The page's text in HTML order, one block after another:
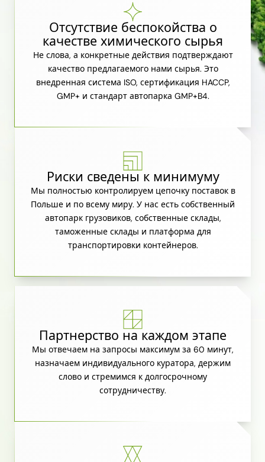
Отсутствие беспокойства о
качестве химического сырья
Не слова, а конкретные действия подтверждают
качество предлагаемого нами сырья. Это
внедренная система ISO, сертификация HACCP,
GMP+ и стандарт автопарка GMP+B4.
Риски сведены к минимуму
Мы полностью контролируем цепочку поставок в
Польше и по всему миру. У нас есть собственный
автопарк грузовиков, собственные склады,
таможенные склады и платформа для
транспортировки контейнеров.
Партнерство на каждом этапе
Мы отвечаем на запросы максимум за 60 минут,
назначаем индивидуального куратора, держим
слово и стремимся к долгосрочному
сотрудничеству.